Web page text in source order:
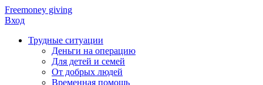
Freemoney giving
Вход
Трудные ситуации
Деньги на операцию
Для детей и семей
От добрых людей
Временная помощь